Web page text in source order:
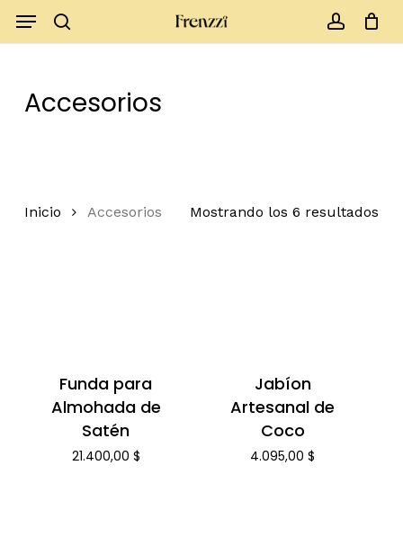
search account
Menu
Cart Close
Accesorios
Mostrando los 6 resultados
Inicio Accesorios
Funda para
Almohada de
Satén
21.400,00 $
Jabíon
Artesanal de
Coco
4.095,00$